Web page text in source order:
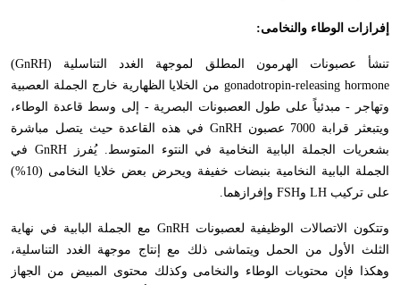
إفرازات الوطاء والنخامى:
تنشأ عصبونات الهرمون المطلق لموجهة الغدد التناسلية (GnRH)
gonadotropin-releasing hormoneمن الخلايا الظهارية خارج الجملة العصبية
وتهاجر - مبدئياً على طول العصبونات البصرية - إلى وسط قاعدة الوطاء،
ويتبعثر قرابة 7000 عصبون
GnRH في هذه القاعدة حيث يتصل مباشرة
بشعريات الجملة البابية النخامية في النتوء المتوسط. يُفرزGnRH في
الجملة البابية النخامية بنبضات خفيفة ويحرض بعض خلايا النخامى (10%)
على تركيب LH وFSH وإفرازهما.
وتتكون الاتصالات الوظيفية لعصبوناتGnRH مع الجملة البابية في نهاية
الثلث الأول من الحمل ويتماشى ذلك مع إنتاج موجهة الغدد التناسلية،
وهكذا فإن محتويات الوطاء والنخامى وكذلك محتوى المبيض من الجهاز